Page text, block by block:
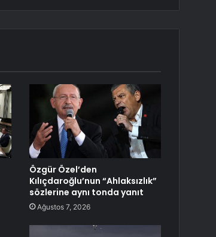
Özgür Özel’den
Kılıçdaroğlu’nun “Ahlaksızlık”
sözlerine aynı tonda yanıt
Ağustos 7, 2026